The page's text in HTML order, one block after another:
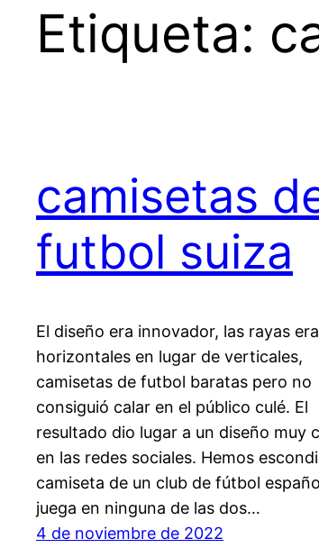
Etiqueta:
camisetas
futbol suiza
El diseño era innovador, las rayas
horizontales en lugar de verticales,
camisetas de futbol baratas pero no
consiguió calar en el público culé. El
resultado dio lugar a un diseño muy
en las redes sociales. Hemos
camiseta de un club de fútbol
juega en ninguna de las dos…
4 de noviembre de 2022